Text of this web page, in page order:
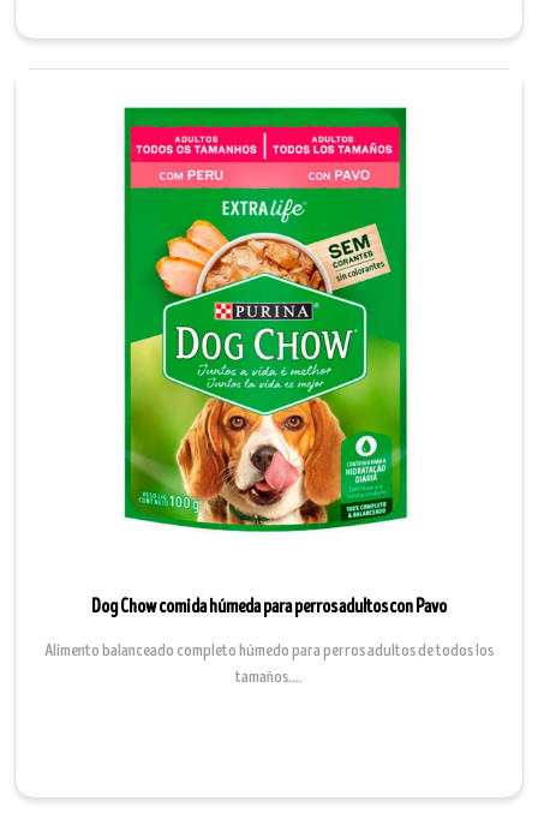
Dog Chow comida húmeda para perros adultos con Pavo
Alimento balanceado completo húmedo para perros adultos de todos los
tamaños....